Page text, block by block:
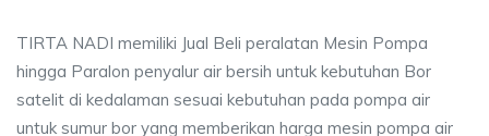
TIRTA NADI memiliki Jual Beli peralatan Mesin Pompa
hingga Paralon penyalur air bersih untuk kebutuhan Bor
satelit di kedalaman sesuai kebutuhan pada pompa air
untuk sumur bor yang memberikan harga mesin pompa air